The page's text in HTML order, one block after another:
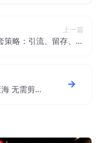
上一篇
策略：引流、留存、转
无需剪辑